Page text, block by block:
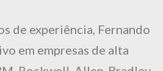
de experiência, Fernando
em empresas de alta